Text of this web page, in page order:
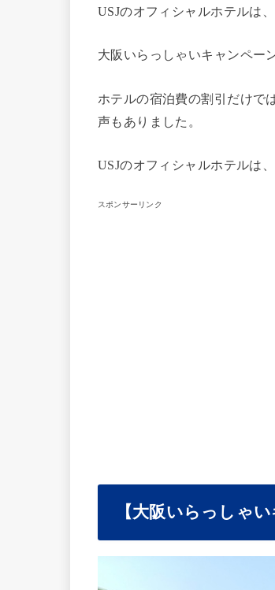
USJのオフィシャルホテルは
大阪いらっしゃいキャンペー
ホテルの宿泊費の割引だけで
声もありました。
USJのオフィシャルホテルは
スポンサーリンク
【大阪いらっしゃ